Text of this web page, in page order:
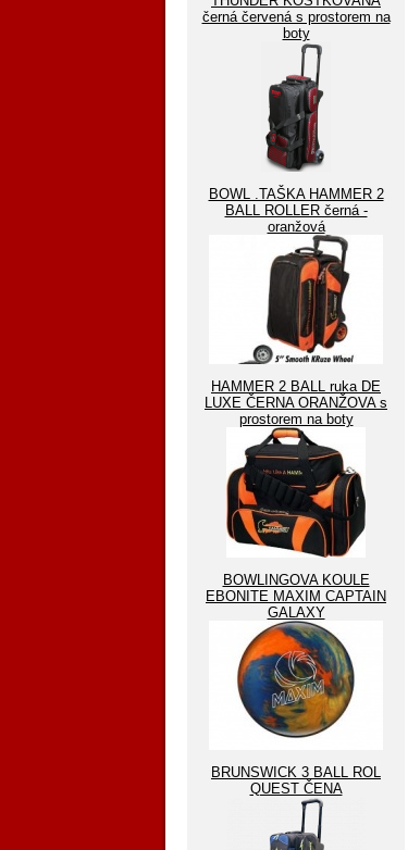
černá červená s prostorem na
boty
BOWL .TAŠKA HAMMER 2
BALL ROLLER černá -
oranžová
HAMMER 2 BALL ruka DE
LUXE ČERNA ORANŽOVA s
prostorem na boty
BOWLINGOVA KOULE
EBONITE MAXIM CAPTAIN
GALAXY
BRUNSWICK 3 BALL ROL
QUEST ČENA